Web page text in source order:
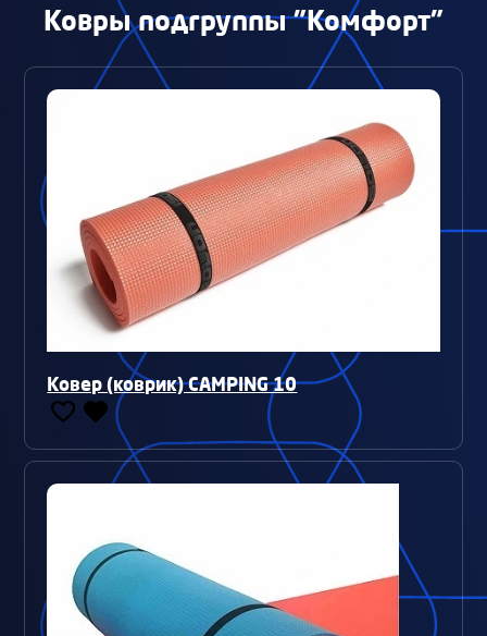
Ковры подгруппы "Комфорт"
Ковер (коврик) CAMPING 10